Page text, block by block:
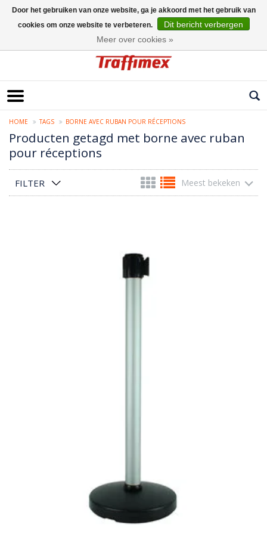
HOME TAGS BORNE AVEC RUBAN POUR RÉCEPTIONS
Producten getagd met borne avec ruban
pour réceptions
FILTER Meest bekeken
Door het gebruiken van onze website, ga je akkoord met het gebruik van
cookies om onze website te verbeteren.
Dit bericht verbergen
Meer over cookies »